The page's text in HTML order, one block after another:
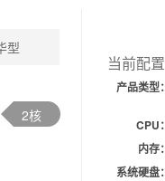
当前配置
产品类型：
CPU：
内存：
系统硬盘：
型
2核